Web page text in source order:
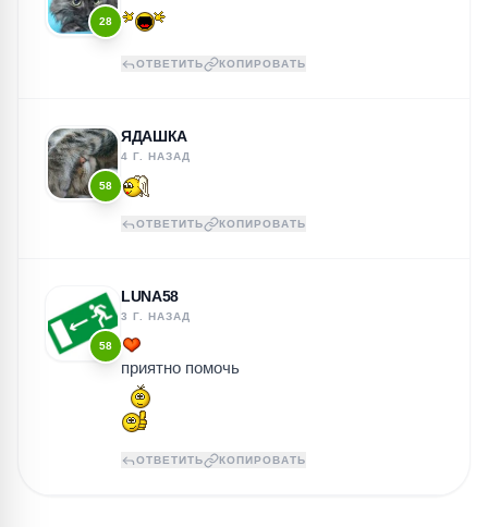
28
ОТВЕТИТЬ КОПИРОВАТЬ
58
ЯДАШКА
4 Г. НАЗАД
ОТВЕТИТЬ КОПИРОВАТЬ
58
LUNA58
3 Г. НАЗАД
приятно помочь
ОТВЕТИТЬ КОПИРОВАТЬ